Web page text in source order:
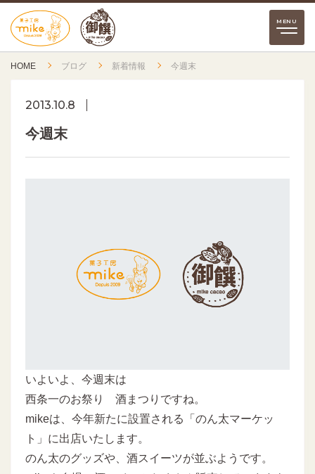
HOME ブログ 新着情報 今週末
2013.10.8
今週末
いよいよ、今週末は
西条一のお祭り 酒まつりですね。
mikeは、今年新たに設置される「のん太マーケッ
ト」に出店いたします。
のん太のグッズや、酒スイーツが並ぶようです。